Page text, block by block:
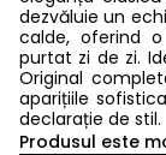
dezvăluie un
calde, oferind
purtat zi de zi.
Original
aparițiile
declarație de stil.
Produsul este